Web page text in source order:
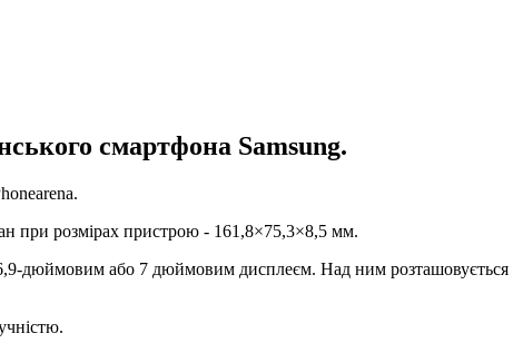
смартфона Samsung.
при розмірах пристрою - 161,8×75,3×8,5 мм.
дюймовим або 7 дюймовим дисплеєм. Над ним розташовується